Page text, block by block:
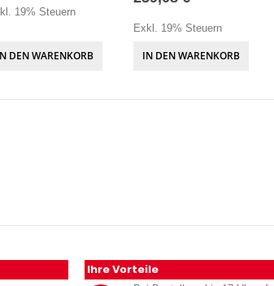
19% Steuern
DEN WARENKORB
Exkl. 19% Steuern
IN DEN WARENKORB
Ihre Vorteile